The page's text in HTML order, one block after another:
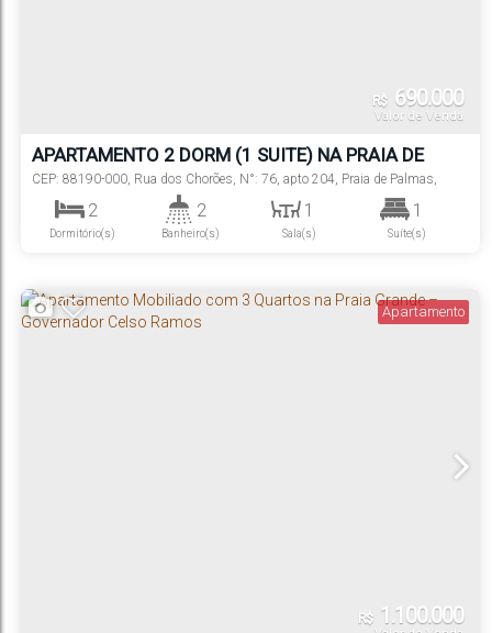
R$ 690.000
Valor de Venda
APARTAMENTO 2 DORM (1 SUITE) NA PRAIA DE
PALMAS
CEP: 88190-000, Rua dos Chorões, N°: 76, apto 204, Praia de Palmas,
Governador Celso Ramos,
2
Dormitório(s)
2
Banheiro(s)
1
Sala(s)
1
Suíte(s)
Apartamento
R$ 1.100.000